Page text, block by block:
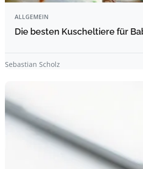
ALLGEMEIN
Die besten Kuscheltiere für
Sebastian Scholz